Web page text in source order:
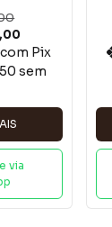
com Pix
sem
via